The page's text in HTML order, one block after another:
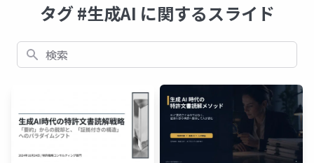
タグ #生成AI に関するスライド
検索